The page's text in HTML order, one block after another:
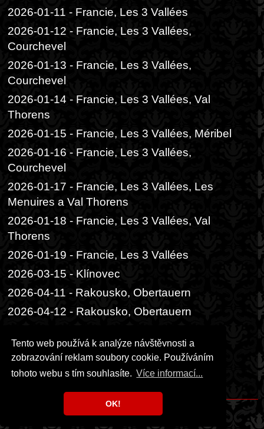
Tento web používá k analýze návštěvnosti a
zobrazování reklam soubory cookie. Používáním
tohoto webu s tím souhlasíte. Více informací...
OK!
2026-01-11 - Francie, Les 3 Vallées
2026-01-12 - Francie, Les 3 Vallées,
Courchevel
2026-01-13 - Francie, Les 3 Vallées,
Courchevel
2026-01-14 - Francie, Les 3 Vallées, Val
Thorens
2026-01-15 - Francie, Les 3 Vallées, Méribel
2026-01-16 - Francie, Les 3 Vallées,
Courchevel
2026-01-17 - Francie, Les 3 Vallées, Les
Menuires a Val Thorens
2026-01-18 - Francie, Les 3 Vallées, Val
Thorens
2026-01-19 - Francie, Les 3 Vallées
2026-03-15 - Klínovec
2026-04-11 - Rakousko, Obertauern
2026-04-12 - Rakousko, Obertauern
Brzobohatého
2026-06-06 - Praha, Festival ambasád
Copyright © 1999 - 2026 Milka